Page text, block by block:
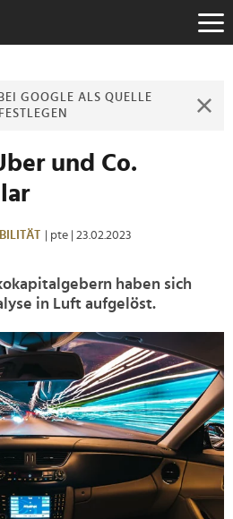
GOOGLE ALS QUELLE
FESTLEGEN
und Co.
| pte | 23.02.2023
haben sich
in Luft aufgelöst.